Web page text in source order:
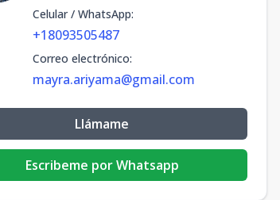
Celular / WhatsApp:
+18093505487
Correo electrónico:
mayra.ariyama@gmail.com
Llámame
Escribeme por Whatsapp